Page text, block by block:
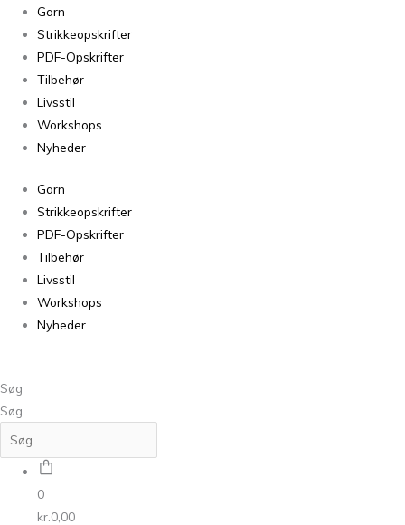
Garn
Strikkeopskrifter
PDF-Opskrifter
Tilbehør
Livsstil
Workshops
Nyheder
Garn
Strikkeopskrifter
PDF-Opskrifter
Tilbehør
Livsstil
Workshops
Nyheder
Søg
Søg
0
kr. 0,00
Bluse
med
“vingeærmer”
Opskrift
antal